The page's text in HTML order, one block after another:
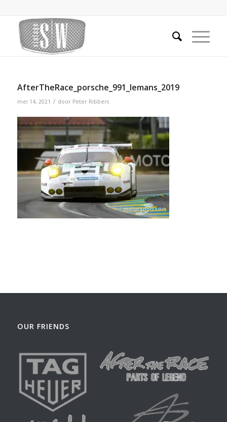
AfterTheRace_porsche_991_lemans_2019
mei 14, 2021 / door Peter Ribbers
OUR FRIENDS